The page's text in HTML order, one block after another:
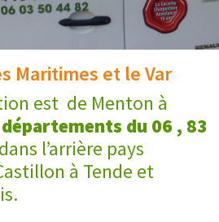
Maritimes et le Var
est de Menton à
du 06 , 83
l’arrière pays
à Tende et